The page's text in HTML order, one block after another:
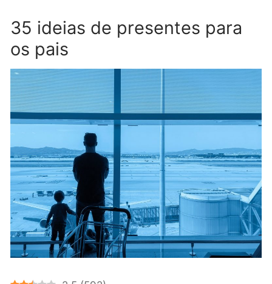
35 ideias de presentes para
os pais